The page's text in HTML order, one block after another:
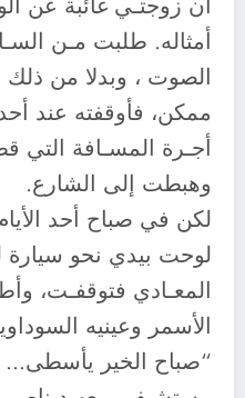
أمثاله. طلبت مـن
الصوت ، وبدلا من ذلك
ممكن، فأوقفته عند
أجـرة المسـافة التي
وهبطت إلى الشارع.
لكن في صباح أحد
لوحت بيدي نحو سيارة
المعـادي فتوقفـت،
الأسمر وعينيه
“صباح الخير يأسطى…